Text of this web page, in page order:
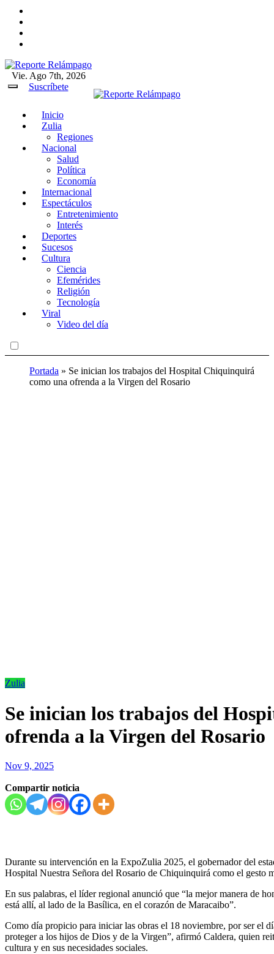
Reporte Relámpago
Claridad y rigor en cada noticia
Vie. Ago 7th, 2026
Suscríbete
Inicio
Zulia
Regiones
Nacional
Salud
Política
Economía
Internacional
Espectáculos
Entretenimiento
Interés
Deportes
Sucesos
Cultura
Ciencia
Efemérides
Religión
Tecnología
Viral
Video del día
Portada » Se inician los trabajos del Hospital Chiquinquirá
como una ofrenda a la Virgen del Rosario
Zulia
Se inician los trabajos del
ofrenda a la Virgen del Rosario
Nov 9, 2025
Compartir noticia
Durante su intervención en la ExpoZulia 2025, el gobernador del
Hospital Nuestra Señora del Rosario de Chiquinquirá como el gesto
En sus palabras, el líder regional anunció que “la mejor manera de
está allí, al lado de la Basílica, en el corazón de Maracaibo”.
Como día propicio para iniciar las obras el 18 noviembre, por ser el
proteger a los hijos de Dios y de la Virgen”, afirmó Caldera, quien
cultura y en sus necesidades sociales.